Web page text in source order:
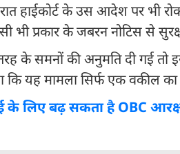
हाईकोर्ट के उस आदेश पर भी
प्रकार के जबरन नोटिस से
के समनों की अनुमति दी गई तो
कि यह मामला सिर्फ एक वकील
के लिए बढ़ सकता है OBC